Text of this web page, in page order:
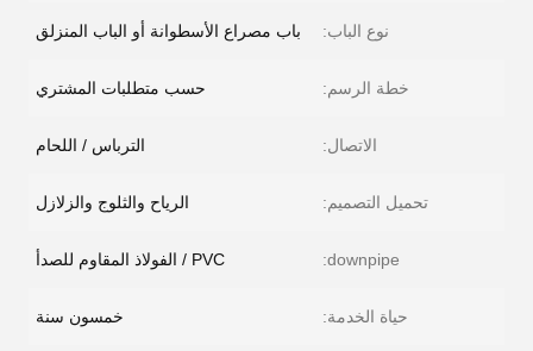
نوع الباب: باب مصراع الأسطوانة أو الباب المنزلق
خطة الرسم: حسب متطلبات المشتري
الاتصال: الترباس / اللحام
تحميل التصميم: الرياح والثلوج والزلازل
downpipe: PVC / الفولاذ المقاوم للصدأ
حياة الخدمة: خمسون سنة